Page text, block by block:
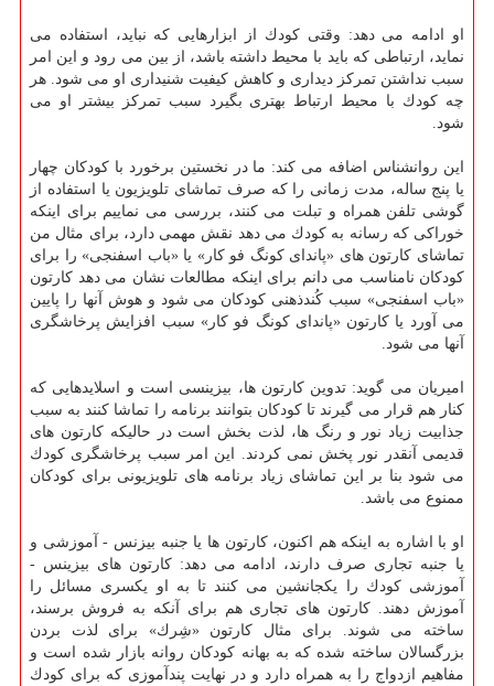
او ادامه می دهد: وقتی كودك از ابزارهایی كه نباید، استفاده می
نماید، ارتباطی كه باید با محیط داشته باشد، از بین می رود و این امر
سبب نداشتن تمركز دیداری و كاهش كیفیت شنیداری او می شود. هر
چه كودك با محیط ارتباط بهتری بگیرد سبب تمركز بیشتر او می
شود.
این روانشناس اضافه می كند: ما در نخستین برخورد با كودكان چهار
یا پنج ساله، مدت زمانی را كه صرف تماشای تلویزیون یا استفاده از
گوشی تلفن همراه و تبلت می كنند، بررسی می نماییم برای اینكه
خوراكی كه رسانه به كودك می دهد نقش مهمی دارد، برای مثال من
تماشای كارتون های «پاندای كونگ فو كار» یا «باب اسفنجی» را برای
كودكان نامناسب می دانم برای اینكه مطالعات نشان می دهد كارتون
«باب اسفنجی» سبب كُندذهنی كودكان می شود و هوش آنها را پایین
می آورد یا كارتون «پاندای كونگ فو كار» سبب افزایش پرخاشگری
آنها می شود.
امیریان می گوید: تدوین كارتون ها، بیزینسی است و اسلایدهایی كه
كنار هم قرار می گیرند تا كودكان بتوانند برنامه را تماشا كنند به سبب
جذابیت زیاد نور و رنگ ها، لذت بخش است در حالیكه كارتون های
قدیمی آنقدر نور پخش نمی كردند. این امر سبب پرخاشگری كودك
می شود بنا بر این تماشای زیاد برنامه های تلویزیونی برای كودكان
ممنوع می باشد.
او با اشاره به اینكه هم اكنون، كارتون ها یا جنبه بیزنس - آموزشی و
یا جنبه تجاری صرف دارند، ادامه می دهد: كارتون های بیزینس -
آموزشی كودك را یكجانشین می كنند تا به او یكسری مسائل را
آموزش دهند. كارتون های تجاری هم برای آنكه به فروش برسند،
ساخته می شوند. برای مثال كارتون «شِرك» برای لذت بردن
بزرگسالان ساخته شده كه به بهانه كودكان روانه بازار شده است و
مفاهیم ازدواج را به همراه دارد و در نهایت پندآموزی كه برای كودك